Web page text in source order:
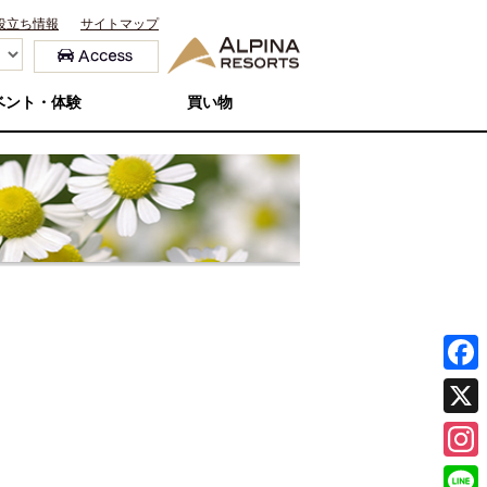
立ち情報 サイトマップ
ント・体験 買い物
F
a
c
X
I